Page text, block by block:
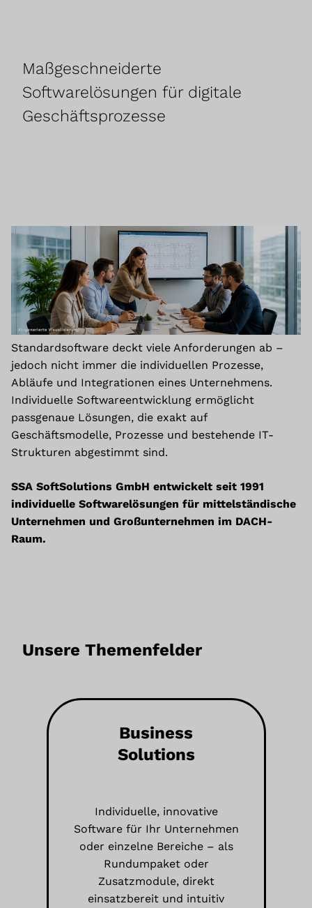
Maßgeschneiderte
Softwarelösungen für digitale
Geschäftsprozesse
Standardsoftware deckt viele Anforderungen ab –
jedoch nicht immer die individuellen Prozesse,
Abläufe und Integrationen eines Unternehmens.
Individuelle Softwareentwicklung ermöglicht
passgenaue Lösungen, die exakt auf
Geschäftsmodelle, Prozesse und bestehende IT-
Strukturen abgestimmt sind.
SSA SoftSolutions GmbH entwickelt seit 1991
individuelle Softwarelösungen für mittelständische
Unternehmen und Großunternehmen im DACH-
Raum.
Unsere Themenfelder
Business
Solutions
Individuelle, innovative
Software für Ihr Unternehmen
oder einzelne Bereiche – als
Rundumpaket oder
Zusatzmodule, direkt
einsatzbereit und intuitiv